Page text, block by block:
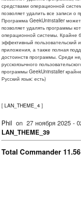
средствами операционной
позволяет удалить все записи о
Программа GeekUninstaller может
позволяет удалять программы
операционной системы. Крайне
эффективный пользовательский
приложения, а также полная
достоинств программы. Среди
русскоязычного
программы GeekUninstaller
Русский язык: есть)
[ LAN_THEME_4 ]
Phil on 27 ноября 2025 -
LAN_THEME_39
Total Commander 11.56